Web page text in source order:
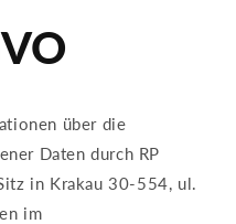
über die
Daten durch RP
in Krakau 30-554, ul.
im